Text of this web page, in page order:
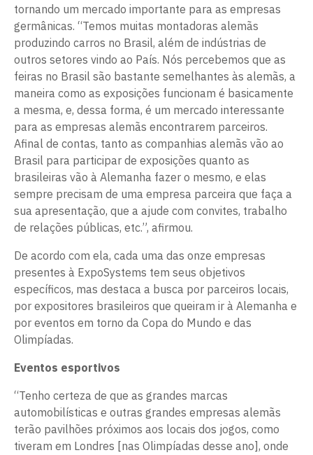
tornando um mercado importante para as empresas
germânicas. “Temos muitas montadoras alemãs
produzindo carros no Brasil, além de indústrias de
outros setores vindo ao País. Nós percebemos que as
feiras no Brasil são bastante semelhantes às alemãs, a
maneira como as exposições funcionam é basicamente
a mesma, e, dessa forma, é um mercado interessante
para as empresas alemãs encontrarem parceiros.
Afinal de contas, tanto as companhias alemãs vão ao
Brasil para participar de exposições quanto as
brasileiras vão à Alemanha fazer o mesmo, e elas
sempre precisam de uma empresa parceira que faça a
sua apresentação, que a ajude com convites, trabalho
de relações públicas, etc.”, afirmou.
De acordo com ela, cada uma das onze empresas
presentes à ExpoSystems tem seus objetivos
específicos, mas destaca a busca por parceiros locais,
por expositores brasileiros que queiram ir à Alemanha e
por eventos em torno da Copa do Mundo e das
Olimpíadas.
Eventos esportivos
“Tenho certeza de que as grandes marcas
automobilísticas e outras grandes empresas alemãs
terão pavilhões próximos aos locais dos jogos, como
tiveram em Londres [nas Olimpíadas desse ano], onde